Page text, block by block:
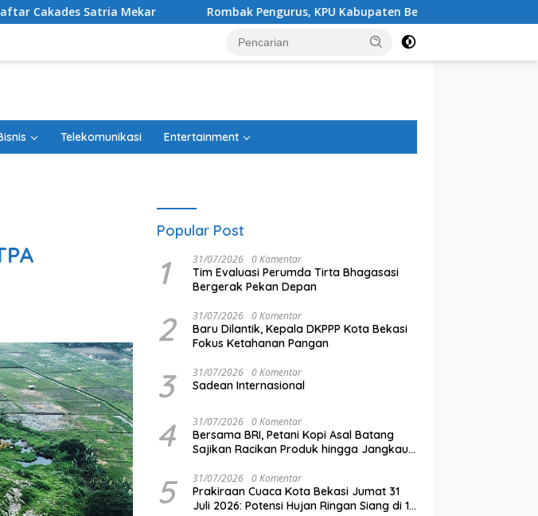
Mekar Rombak Pengurus, KPU Kabupaten Bekasi Ingatkan Parpol Lapor Sipol
Telekomunikasi Entertainment
Popular Post
1 31/07/2026 0 Komentar
Tim Evaluasi Perumda Tirta Bhagasasi
Bergerak Pekan Depan
2 31/07/2026 0 Komentar
Baru Dilantik, Kepala DKPPP Kota Bekasi
Fokus Ketahanan Pangan
3 31/07/2026 0 Komentar
Sadean Internasional
4 31/07/2026 0 Komentar
Bersama BRI, Petani Kopi Asal Batang
Sajikan Racikan Produk hingga Jangkau
5 31/07/2026 0 Komentar
Prakiraan Cuaca Kota Bekasi Jumat 31
Juli 2026: Potensi Hujan Ringan Siang di 12